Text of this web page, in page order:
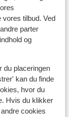
tilbud. Ved
parter
og
du placeringen
kan du finde
hvor du
Hvis du klikker
cookies